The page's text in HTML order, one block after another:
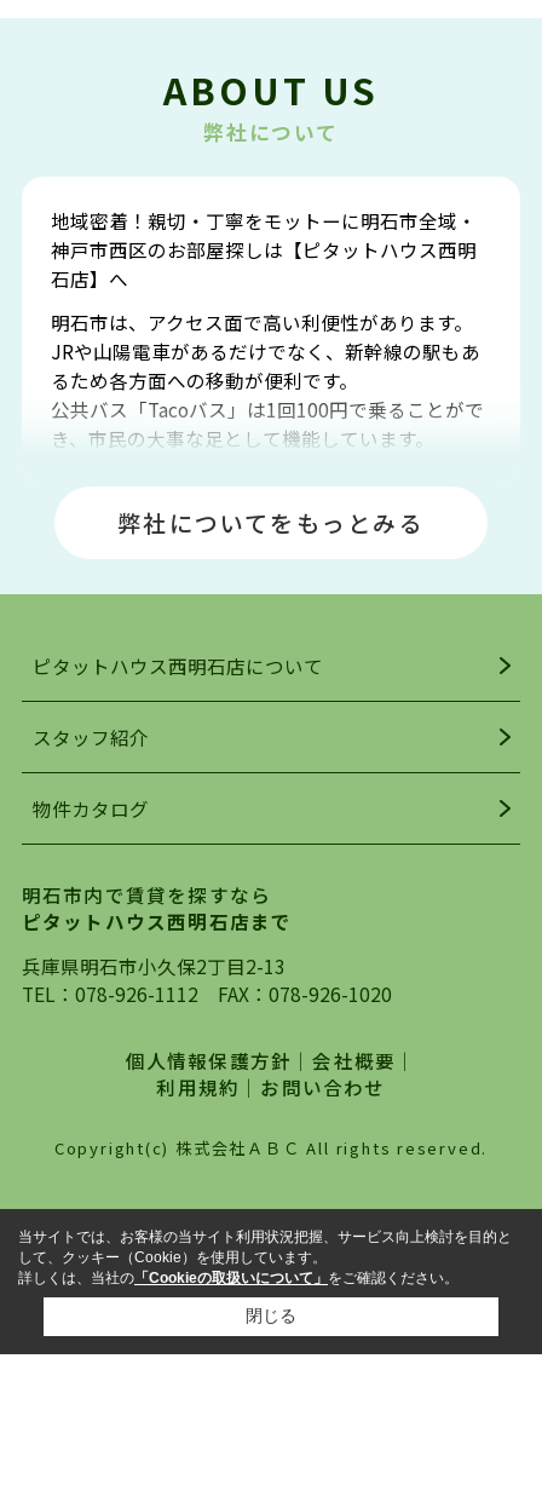
ABOUT US
弊社について
地域密着！親切・丁寧をモットーに明石市全域・
神戸市西区のお部屋探しは【ピタットハウス西明
石店】へ
明石市は、アクセス面で高い利便性があります。
JRや山陽電車があるだけでなく、新幹線の駅もあ
るため各方面への移動が便利です。
公共バス「Tacoバス」は1回100円で乗ることがで
き、市民の大事な足として機能しています。
場や釣りスポットが多くあります。JR「大久保
駅」周辺には、ビブレ・イオンをはじめとした買
い物施設も多くあり、買い物にも困りません。
明石駅・西明石駅を中心に、明石市・神戸市西区
でお部屋探している方は、ぜひ当ＨＰにて物件を
お探しになってください。弊社は、スタッフの平
を行っており地域最大級の情報取扱量を誇ってお
ります。店頭で限られた物件をご紹介する、従来
自身でインターネットを利用し、理想のお部屋を
探していただき、選択していただいた物件情報に
対して、専門知識を持ったスタッフがサポートさ
せていただくスタイルを心がけております。私た
は、一度だけでは終わらない、お客様との末長い
お付き合いです。初めての一人暮らしから、就
職・ご結婚・売買物件の購入、などなど一生涯に
わたる、良きアドバイザーとして、地域に密着し
た営業スタイルで様々なお役立ちができればと強
わせください。
弊社についてをもっとみる
ピタットハウス西明石店について
スタッフ紹介
物件カタログ
明石市内で賃貸を探すなら
ピタットハウス西明石店まで
兵庫県明石市小久保2丁目2-13
TEL： 078-926-1112 FAX：078-926-1020
個人情報保護方針 ｜会社概要 ｜
利用規約 ｜ お問い合わせ
Copyright(c) 株式会社ＡＢＣ All rights reserved.
当サイトでは、お客様の当サイト利用状況把握、サービス向上検討を目的と
して、クッキー（Cookie）を使用しています。
詳しくは、当社の 「Cookieの取扱いについて」 をご確認ください。
閉じる